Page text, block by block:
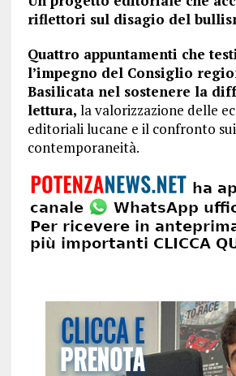
riflettori sul disagio del
Quattro appuntamenti che
l’impegno del Consiglio
Basilicata nel sostenere la
lettura, la valorizzazione delle
editoriali lucane e il confronto
contemporaneità.